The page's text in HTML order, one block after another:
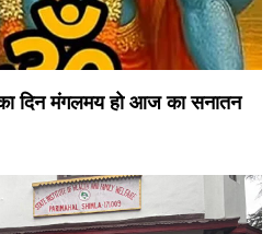
दिन मंगलमय हो आज का सनातन